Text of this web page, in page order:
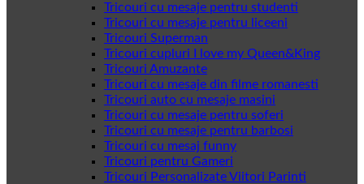
Tricouri cu mesaje pentru studenti
Tricouri cu mesaje pentru liceeni
Tricouri Superman
Tricouri cupluri I love my Queen&King
Tricouri Amuzante
Tricouri cu mesaje din filme romanesti
Tricouri auto cu mesaje masini
Tricouri cu mesaje pentru soferi
Tricouri cu mesaje pentru barbosi
Tricouri cu mesaj funny
Tricouri pentru Gameri
Tricouri Personalizate Viitori Parinti